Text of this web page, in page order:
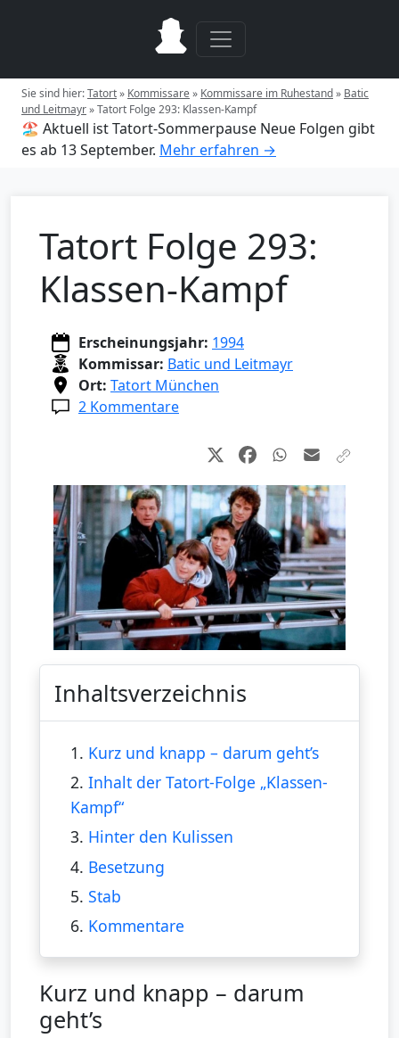
Sie sind hier:Tatort» Kommissare» Kommissare im Ruhestand» Batic
und Leitmayr»Tatort Folge 293: Klassen-Kampf
🏖️ Aktuell ist Tatort-Sommerpause Neue Folgen gibt
es ab 13 September. Mehr erfahren →
Tatort Folge 293:
Klassen-Kampf
Erscheinungsjahr: 1994
Kommissar: Batic und Leitmayr
Ort: Tatort München
2 Kommentare
Inhaltsverzeichnis
1. Kurz und knapp – darum geht’s
2. Inhalt der Tatort-Folge „Klassen-
Kampf“
3. Hinter den Kulissen
4. Besetzung
5. Stab
6. Kommentare
Kurz und knapp – darum
geht’s